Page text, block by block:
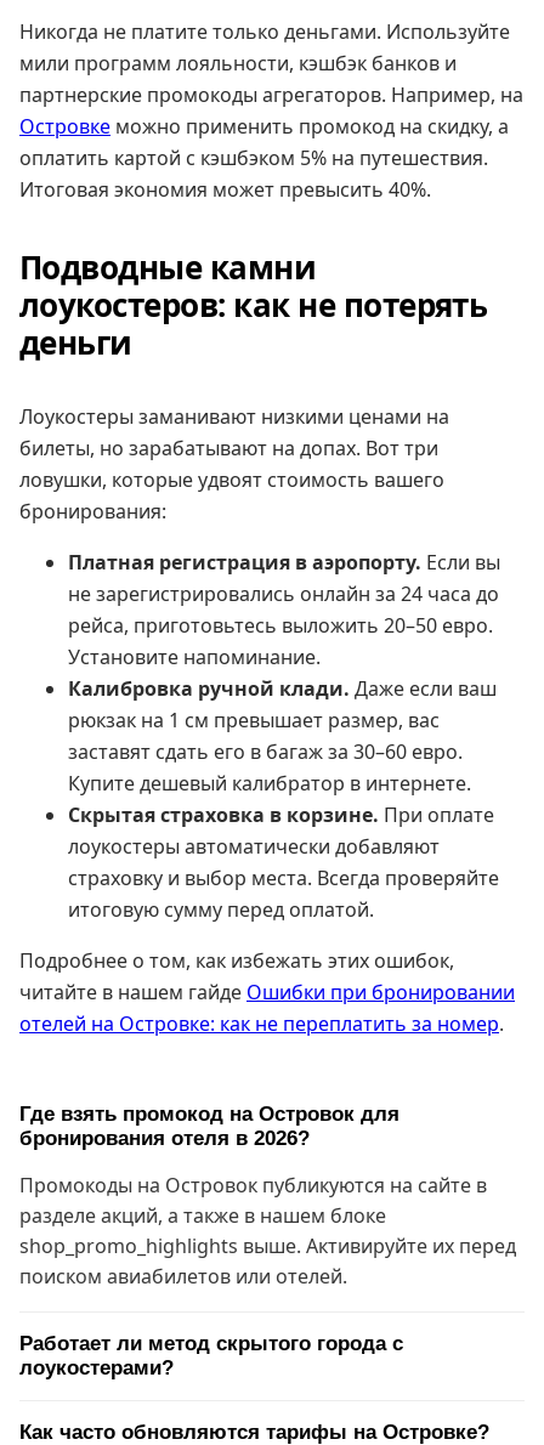
Никогда не платите только деньгами. Используйте
мили программ лояльности, кэшбэк банков и
партнерские промокоды агрегаторов. Например, на
Островке можно применить промокод на скидку, а
оплатить картой с кэшбэком 5% на путешествия.
Итоговая экономия может превысить 40%.
Подводные камни
лоукостеров: как не потерять
деньги
Лоукостеры заманивают низкими ценами на
билеты, но зарабатывают на допах. Вот три
ловушки, которые удвоят стоимость вашего
бронирования:
Платная регистрация в аэропорту. Если вы
не зарегистрировались онлайн за 24 часа до
рейса, приготовьтесь выложить 20–50 евро.
Установите напоминание.
Калибровка ручной клади. Даже если ваш
рюкзак на 1 см превышает размер, вас
заставят сдать его в багаж за 30–60 евро.
Купите дешевый калибратор в интернете.
Скрытая страховка в корзине. При оплате
лоукостеры автоматически добавляют
страховку и выбор места. Всегда проверяйте
итоговую сумму перед оплатой.
Подробнее о том, как избежать этих ошибок,
читайте в нашем гайде Ошибки при бронировании
отелей на Островке: как не переплатить за номер.
Где взять промокод на Островок для
бронирования отеля в 2026?
Промокоды на Островок публикуются на сайте в
разделе акций, а также в нашем блоке
shop_promo_highlights выше. Активируйте их перед
поиском авиабилетов или отелей.
Работает ли метод скрытого города с
лоукостерами?
Как часто обновляются тарифы на Островке?